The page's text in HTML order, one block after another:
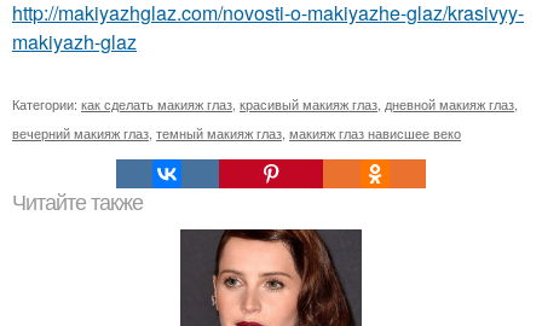
http://makiyazhglaz.com/novosti-o-makiyazhe-glaz/krasivyy-
makiyazh-glaz
Категории: как сделать макияж глаз красивый макияж глаз дневной макияж глаз
вечерний макияж глаз темный макияж глаз макияж глаз нависшее веко
Читайте также